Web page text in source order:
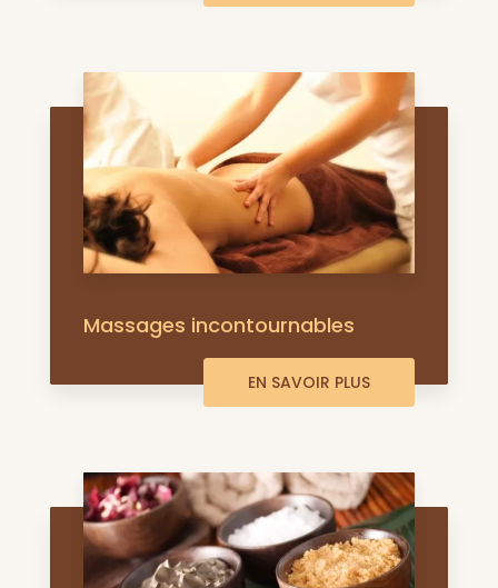
Massages incontournables
EN SAVOIR PLUS